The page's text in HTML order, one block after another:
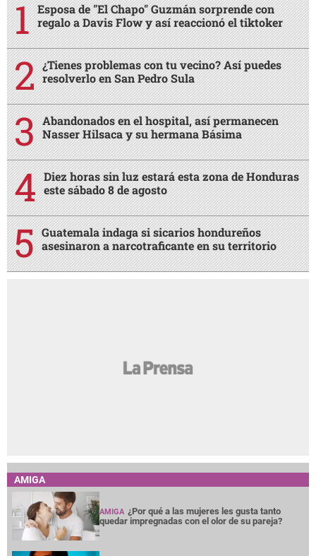
Esposa de "El Chapo" Guzmán sorprende con
regalo a Davis Flow y así reaccionó el tiktoker
¿Tienes problemas con tu vecino? Así puedes
resolverlo en San Pedro Sula
Abandonados en el hospital, así permanecen
Nasser Hilsaca y su hermana Básima
Diez horas sin luz estará esta zona de Honduras
este sábado 8 de agosto
Guatemala indaga si sicarios hondureños
asesinaron a narcotraficante en su territorio
AMIGA
AMIGA ¿Por qué a las mujeres les gusta tanto
quedar impregnadas con el olor de su pareja?